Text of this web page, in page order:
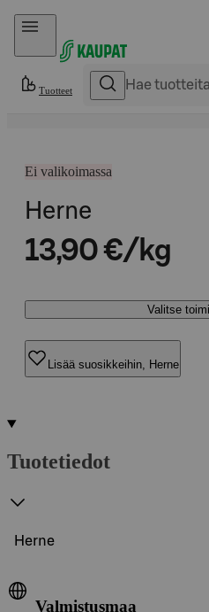
Hyppää sisältöön
Tuotteet
Ei valikoimassa
Herne
13,90 €/kg
Valitse
Lisää suosikkeihin, Herne
Tuotetiedot
Herne
Valmistusmaa